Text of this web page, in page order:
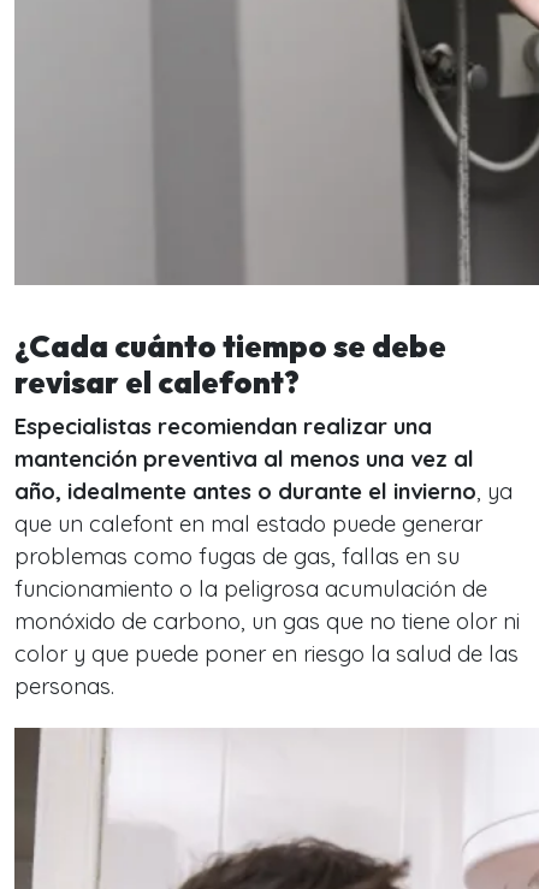
¿Cada cuánto tiempo se debe
revisar el calefont?
Especialistas recomiendan realizar una
mantención preventiva al menos una vez al
año, idealmente antes o durante el invierno, ya
que un calefont en mal estado puede generar
problemas como fugas de gas, fallas en su
funcionamiento o la peligrosa acumulación de
monóxido de carbono, un gas que no tiene olor ni
color y que puede poner en riesgo la salud de las
personas.